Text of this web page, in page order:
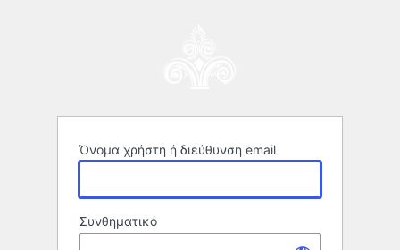
Όνομα χρήστη ή διεύθυνση email
Συνθηματικό